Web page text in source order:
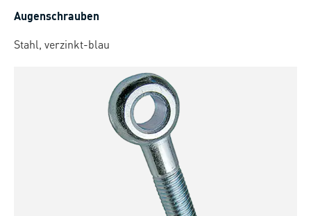
Augenschrauben
Stahl, verzinkt-blau